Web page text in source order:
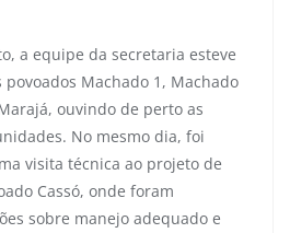
a equipe da secretaria esteve
Machado 1, Machado
ouvindo de perto as
No mesmo dia, foi
visita técnica ao projeto de
Cassó, onde foram
sobre manejo adequado e